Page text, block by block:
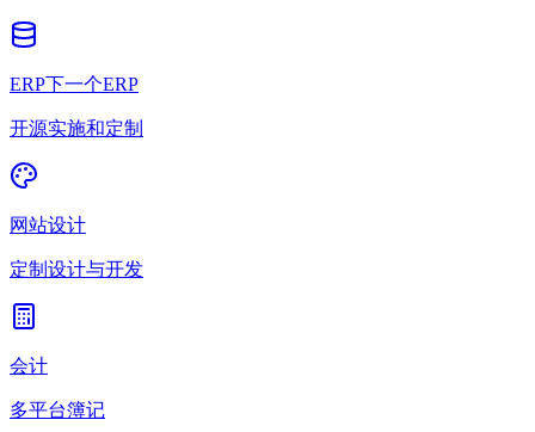
ERP下一个ERP
开源实施和定制
网站设计
定制设计与开发
会计
多平台簿记